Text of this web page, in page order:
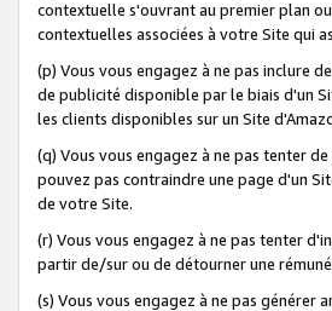
contextuelle s'ouvrant au premier plan
contextuelles associées à votre Site qui
(p) Vous vous engagez à ne pas inclure
de publicité disponible par le biais d'un
les clients disponibles sur un Site
(q) Vous vous engagez à ne pas tenter
pouvez pas contraindre une page d'un
de votre Site.
(r) Vous vous engagez à ne pas tenter
partir de/sur ou de détourner une
(s) Vous vous engagez à ne pas générer